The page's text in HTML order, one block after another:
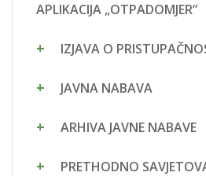
APLIKACIJA „OTPADOMJER”
IZJAVA O
JAVNA NABAVA
ARHIVA JAVNE NABAVE
PRETHODNO